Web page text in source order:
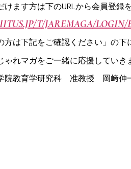
けます方は下のURLから会員登録
T/JAREMAGA/LOGIN/
方は下記をご確認ください」の
ゃれマガをご一緒に応援していき
院教育学研究科 准教授 岡﨑伸